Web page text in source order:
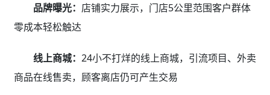
品牌曝光： 店铺实力展示，门店5公里范围客户群体
零成本轻松触达
线上商城： 24小不打烊的线上商城，引流项目、外卖
商品在线售卖，顾客离店仍可产生交易